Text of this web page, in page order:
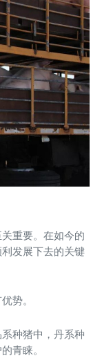
重要。在如今的
发展下去的关键
势。
种猪中，丹系种
青睐。